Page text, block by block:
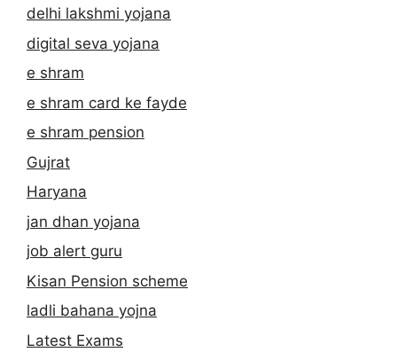
delhi lakshmi yojana
digital seva yojana
e shram
e shram card ke fayde
e shram pension
Gujrat
Haryana
jan dhan yojana
job alert guru
Kisan Pension scheme
ladli bahana yojna
Latest Exams